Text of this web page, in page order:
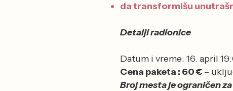
da transformišu
Detalji radionice
Datum i vreme: 16. april
Cena paketa : 60 € –
Broj mesta je ograničen